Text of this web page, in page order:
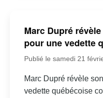
Marc Dupré
pour une vedette
Publié le samedi 21
Marc Dupré révèle
vedette québécoise